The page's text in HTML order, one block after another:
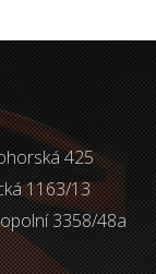
425
1163/13
3358/48a